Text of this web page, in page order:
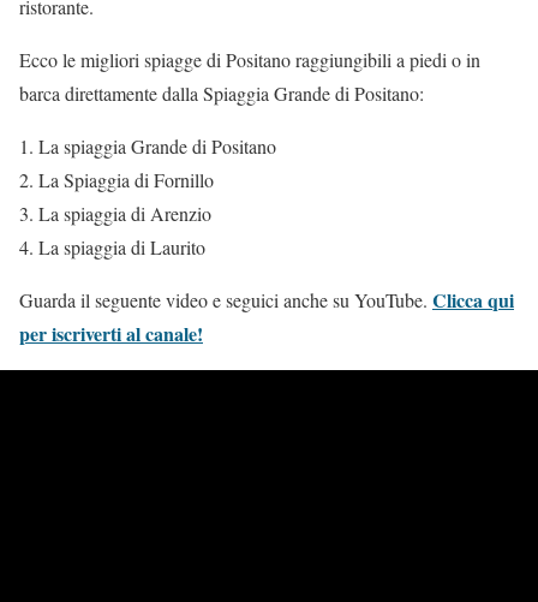
ristorante.
Ecco le migliori spiagge di Positano raggiungibili a piedi o in
barca direttamente dalla Spiaggia Grande di Positano:
La spiaggia Grande di Positano
La Spiaggia di Fornillo
La spiaggia di Arenzio
La spiaggia di Laurito
Guarda il seguente video e seguici anche su YouTube. Clicca qui
per iscriverti al canale!